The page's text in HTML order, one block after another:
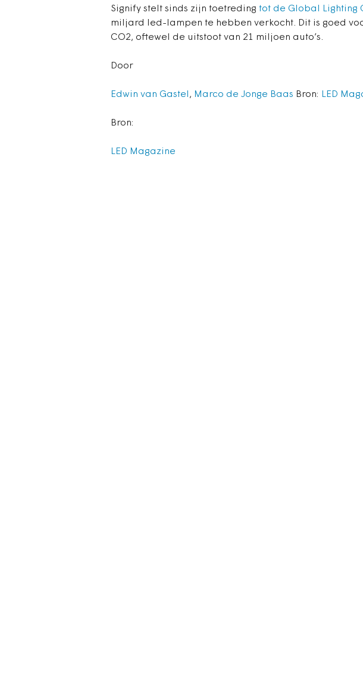
Signify stelt sinds zijn toetreding tot de Global Lighting
miljard led-lampen te hebben verkocht. Dit is goed
CO2, oftewel de uitstoot van 21 miljoen auto’s.
Door
Edwin van Gastel , Marco de Jonge Baas Bron: LED
Bron:
LED Magazine